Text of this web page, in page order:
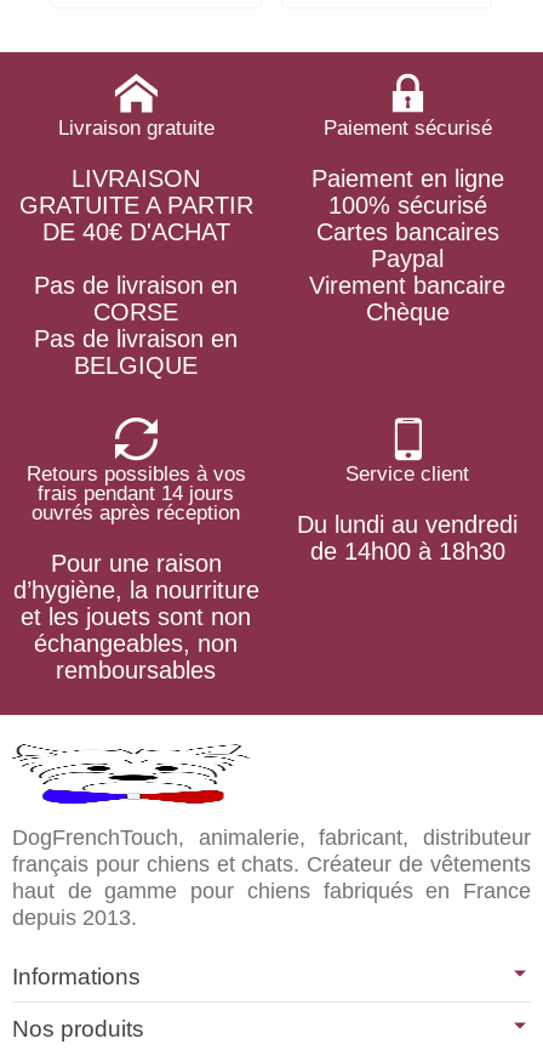
Livraison gratuite
LIVRAISON
GRATUITE A PARTIR
DE 40€ D'ACHAT
Pas de livraison en
CORSE
Pas de livraison en
BELGIQUE
Paiement sécurisé
Paiement en ligne
100% sécurisé
Cartes bancaires
Paypal
Virement bancaire
Chèque
Retours possibles à vos
frais pendant 14 jours
ouvrés après réception
Pour une raison
d’hygiène, la nourriture
et les jouets sont non
échangeables, non
remboursables
Service client
Du lundi au vendredi
de 14h00 à 18h30
DogFrenchTouch, animalerie, fabricant, distributeur
français pour chiens et chats. Créateur de vêtements
haut de gamme pour chiens fabriqués en France
depuis 2013.
Informations
Nos produits